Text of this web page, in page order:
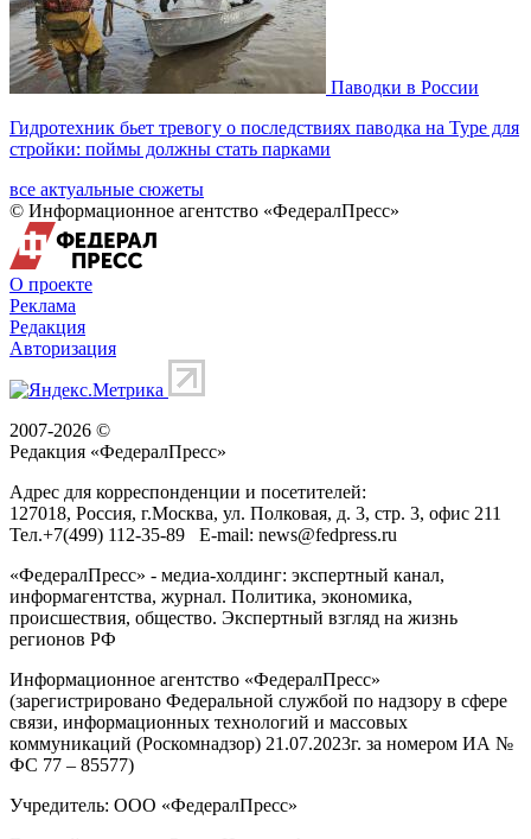
Паводки в России
Гидротехник бьет тревогу о последствиях паводка на Туре для
стройки: поймы должны стать парками
все актуальные сюжеты
© Информационное агентство «ФедералПресс»
О проекте
Реклама
Редакция
Авторизация
2007-2026 ©
Редакция «ФедералПресс»
Адрес для корреспонденции и посетителей:
127018, Россия, г.Москва, ул. Полковая, д. 3, стр. 3, офис 211
Тел.+7(499) 112-35-89 E-mail: news@fedpress.ru
«ФедералПресс» - медиа-холдинг: экспертный канал,
информагентства, журнал. Политика, экономика,
происшествия, общество. Экспертный взгляд на жизнь
регионов РФ
Информационное агентство «ФедералПресс»
(зарегистрировано Федеральной службой по надзору в сфере
связи, информационных технологий и массовых
коммуникаций (Роскомнадзор) 21.07.2023г. за номером ИА №
ФС 77 – 85577)
Учредитель: ООО «ФедералПресс»